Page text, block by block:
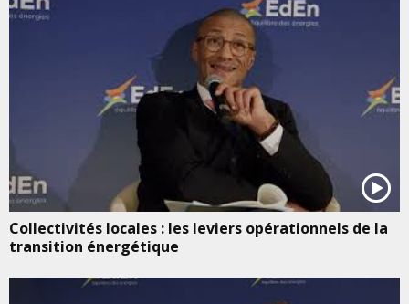
Collectivités locales : les leviers opérationnels de la
transition énergétique